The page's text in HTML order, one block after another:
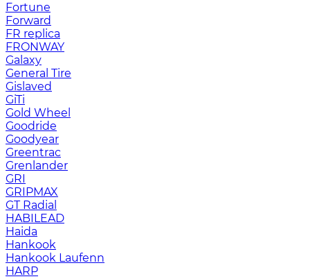
Fortune
Forward
FR replica
FRONWAY
Galaxy
General Tire
Gislaved
GiTi
Gold Wheel
Goodride
Goodyear
Greentrac
Grenlander
GRI
GRIPMAX
GT Radial
HABILEAD
Haida
Hankook
Hankook Laufenn
HARP